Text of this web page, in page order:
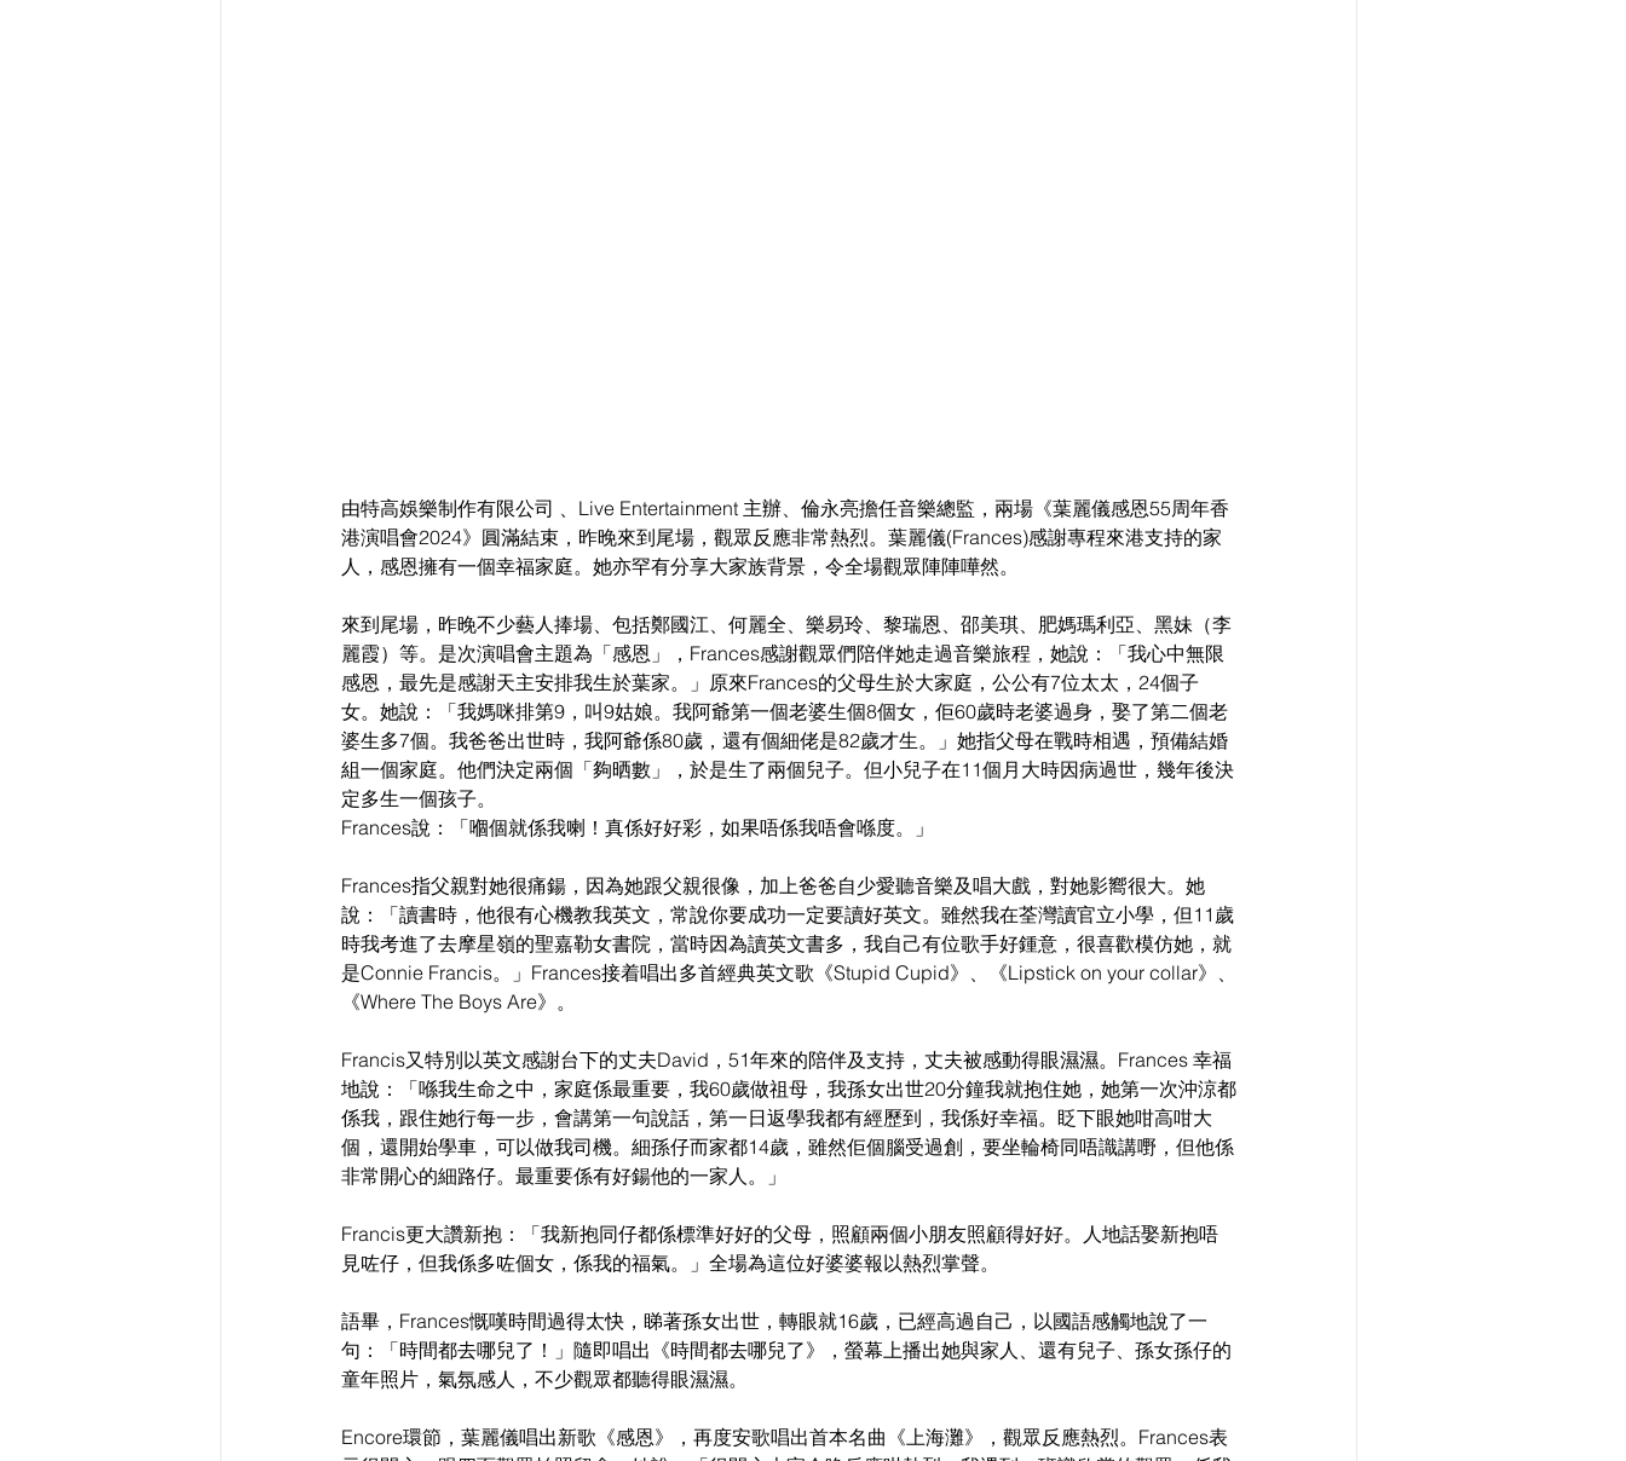
由特高娛樂制作有限公司 、Live Entertainment 主辦、倫永亮擔任音樂總監，兩場《葉麗儀感恩55周年香
港演唱會2024》圓滿結束，昨晚來到尾場，觀眾反應非常熱烈。葉麗儀(Frances)感謝專程來港支持的家
人，感恩擁有一個幸福家庭。她亦罕有分享大家族背景，令全場觀眾陣陣嘩然。
來到尾場，昨晚不少藝人捧場、包括鄭國江、何麗全、樂易玲、黎瑞恩、邵美琪、肥媽瑪利亞、黑妹（李
麗霞）等。是次演唱會主題為「感恩」，Frances感謝觀眾們陪伴她走過音樂旅程，她說：「我心中無限
感恩，最先是感謝天主安排我生於葉家。」原來Frances的父母生於大家庭，公公有7位太太，24個子
女。她說：「我媽咪排第9，叫9姑娘。我阿爺第一個老婆生個8個女，佢60歲時老婆過身，娶了第二個老
婆生多7個。我爸爸出世時，我阿爺係80歲，還有個細佬是82歲才生。」她指父母在戰時相遇，預備結婚
組一個家庭。他們決定兩個「夠晒數」，於是生了兩個兒子。但小兒子在11個月大時因病過世，幾年後決
定多生一個孩子。
Frances說：「嗰個就係我喇！真係好好彩，如果唔係我唔會喺度。」
Frances指父親對她很痛鍚，因為她跟父親很像，加上爸爸自少愛聽音樂及唱大戲，對她影嚮很大。她
說：「讀書時，他很有心機教我英文，常說你要成功一定要讀好英文。雖然我在荃灣讀官立小學，但11歲
時我考進了去摩星嶺的聖嘉勒女書院，當時因為讀英文書多，我自己有位歌手好鍾意，很喜歡模仿她，就
是Connie Francis。」Frances接着唱出多首經典英文歌《Stupid Cupid》、《Lipstick on your collar》、
《Where The Boys Are》。
Francis又特別以英文感謝台下的丈夫David，51年來的陪伴及支持，丈夫被感動得眼濕濕。Frances 幸福
地說：「喺我生命之中，家庭係最重要，我60歲做祖母，我孫女出世20分鐘我就抱住她，她第一次沖涼都
係我，跟住她行每一步，會講第一句說話，第一日返學我都有經歷到，我係好幸福。眨下眼她咁高咁大
個，還開始學車，可以做我司機。細孫仔而家都14歲，雖然佢個腦受過創，要坐輪椅同唔識講嘢，但他係
非常開心的細路仔。最重要係有好鍚他的一家人。」
Francis更大讚新抱：「我新抱同仔都係標準好好的父母，照顧兩個小朋友照顧得好好。人地話娶新抱唔
見咗仔，但我係多咗個女，係我的福氣。」全場為這位好婆婆報以熱烈掌聲。
語畢，Frances慨嘆時間過得太快，睇著孫女出世，轉眼就16歲，已經高過自己，以國語感觸地說了一
句：「時間都去哪兒了！」隨即唱出《時間都去哪兒了》，螢幕上播出她與家人、還有兒子、孫女孫仔的
童年照片，氣氛感人，不少觀眾都聽得眼濕濕。
Encore環節，葉麗儀唱出新歌《感恩》，再度安歌唱出首本名曲《上海灘》，觀眾反應熱烈。Frances表